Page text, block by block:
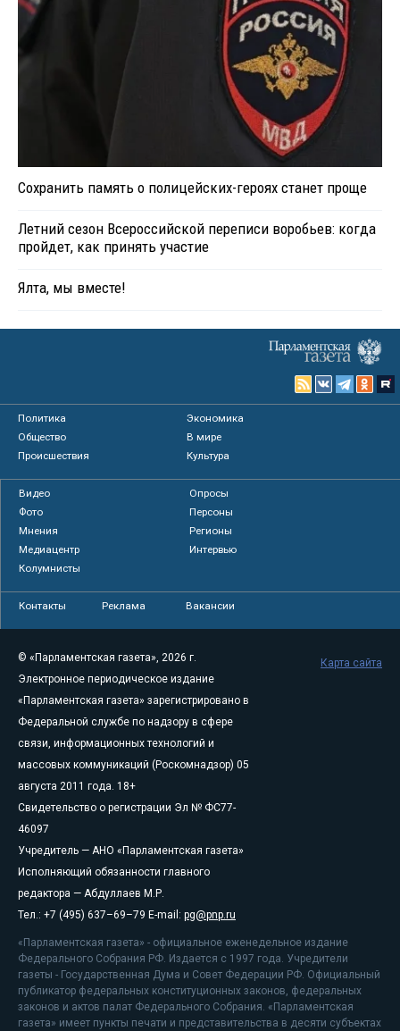
Сохранить память о полицейских-героях станет проще
Летний сезон Всероссийской переписи воробьев: когда
пройдет, как принять участие
Ялта, мы вместе!
Политика
Экономика
Общество
В мире
Происшествия
Культура
Видео
Опросы
Фото
Персоны
Мнения
Регионы
Медиацентр
Интервью
Колумнисты
Контакты Реклама Вакансии
© «Парламентская газета», 2026 г.
Электронное периодическое издание
«Парламентская газета» зарегистрировано в
Федеральной службе по надзору в сфере
связи, информационных технологий и
массовых коммуникаций (Роскомнадзор) 05
августа 2011 года. 18+
Свидетельство о регистрации Эл № ФС77-
46097
Учредитель — АНО «Парламентская газета»
Исполняющий обязанности главного
редактора — Абдуллаев М.Р.
Тел.: +7 (495) 637–69–79 E-mail: pg@pnp.ru
«Парламентская газета» - официальное еженедельное издание
Федерального Собрания РФ. Издается с 1997 года. Учредители
газеты - Государственная Дума и Совет Федерации РФ. Официальный
публикатор федеральных конституционных законов, федеральных
законов и актов палат Федерального Собрания. «Парламентская
газета» имеет пункты печати и представительства в десяти субъектах
Карта сайта